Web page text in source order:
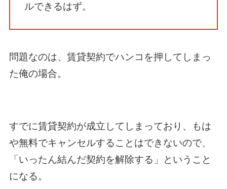
ルできるはず。
問題なのは、賃貸契約でハンコを押してしまっ
た俺の場合。
すでに賃貸契約が成立してしまっており、もは
や無料でキャンセルすることはできないので、
「いったん結んだ契約を解除する」ということ
になる。